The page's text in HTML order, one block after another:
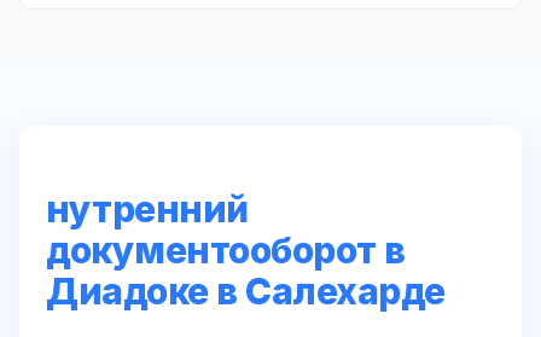
нутренний
документооборот в
Диадоке в Салехарде